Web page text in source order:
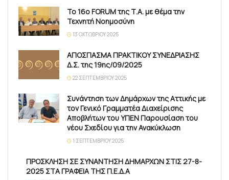
Το 16ο FORUM της Τ.Α. με θέμα την
Τεχνητή Νοημοσύνη
13 ΟΚΤΩΒΡΊΟΥ 2025
ΑΠΟΣΠΑΣΜΑ ΠΡΑΚΤΙΚΟΥ ΣΥΝΕΔΡΙΑΣΗΣ
Δ.Σ. της 19ης/09/2025
22 ΣΕΠΤΕΜΒΡΊΟΥ 2025
Συνάντηση των Δημάρχων της Αττικής με
τον Γενικό Γραμματέα Διαχείρισης
Αποβλήτων του ΥΠΕΝ Παρουσίαση του
νέου Σχεδίου για την Ανακύκλωση
1 ΣΕΠΤΕΜΒΡΊΟΥ 2025
ΠΡΟΣΚΛΗΣΗ ΣΕ ΣΥΝΑΝΤΗΣΗ ΔΗΜΑΡΧΩΝ ΣΤΙΣ 27-8-
2025 ΣΤΑ ΓΡΑΦΕΙΑ ΤΗΣ Π.Ε.Δ.Α